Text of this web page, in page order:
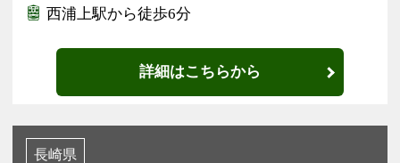
西浦上駅から徒歩6分
詳細はこちらから
長崎県